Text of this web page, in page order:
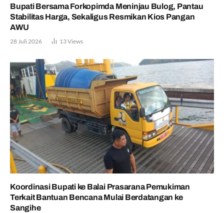
Bupati Bersama Forkopimda Meninjau Bulog, Pantau
Stabilitas Harga, Sekaligus Resmikan Kios Pangan
AWU
28 Juli 2026 13Views
Koordinasi Bupati ke Balai Prasarana Pemukiman
Terkait Bantuan Bencana Mulai Berdatangan ke
Sangihe